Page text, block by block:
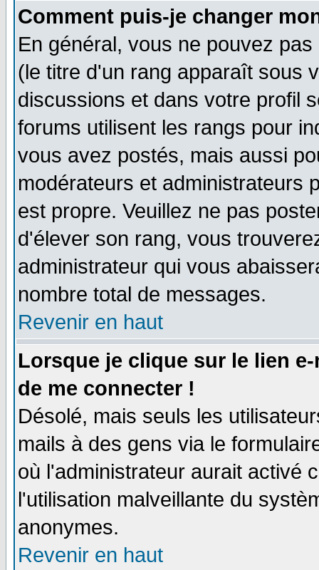
Comment puis-je changer
En général, vous ne pouvez
(le titre d'un rang apparaît sous
discussions et dans votre profil
forums utilisent les rangs pour
vous avez postés, mais aussi
modérateurs et administrateurs
est propre. Veuillez ne pas
d'élever son rang, vous
administrateur qui vous
nombre total de messages.
Revenir en haut
Lorsque je clique sur le lien
de me connecter !
Désolé, mais seuls les
mails à des gens via le
où l'administrateur aurait activé
l'utilisation malveillante du
anonymes.
Revenir en haut